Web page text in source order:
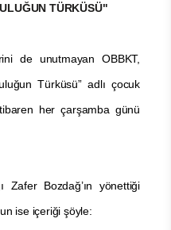
TÜRKÜSÜ"
de unutmayan OBBKT,
Türküsü” adlı çocuk
her çarşamba günü
Zafer Bozdağ’ın yönettiği
ise içeriği şöyle: